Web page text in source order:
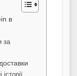
в
за